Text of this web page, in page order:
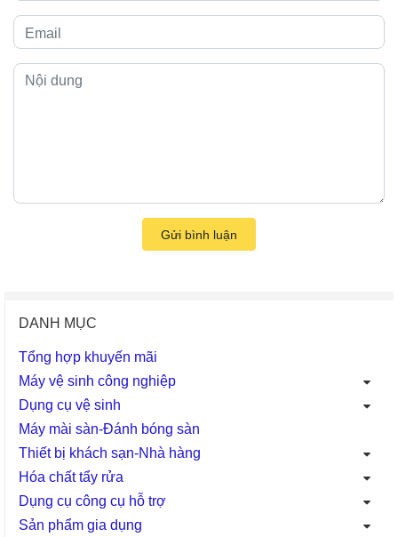
Gửi bình luận
DANH MỤC
Tổng hợp khuyến mãi
Máy vệ sinh công nghiệp
Dụng cụ vệ sinh
Máy mài sàn-Đánh bóng sàn
Thiết bị khách sạn-Nhà hàng
Hóa chất tẩy rửa
Dụng cụ công cụ hỗ trợ
Sản phẩm gia dụng